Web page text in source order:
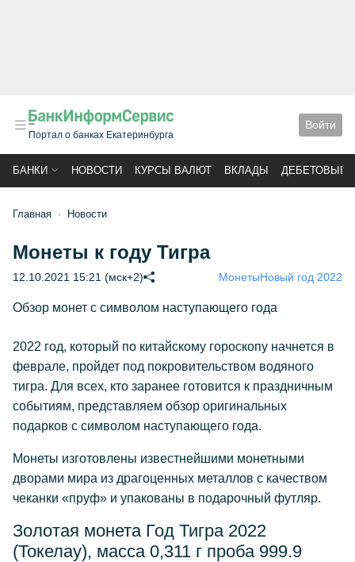
Портал о банках Екатеринбурга
Войти
БАНКИ НОВОСТИ КУРСЫ ВАЛЮТ ВКЛАДЫ ДЕБЕТОВЫЕ
Главная Новости
Монеты к году Тигра
12.10.2021 15:21 (мск+2) МонетыНовый год 2022
Обзор монет с символом наступающего года
2022 год, который по китайскому гороскопу начнется в
феврале, пройдет под покровительством водяного
тигра. Для всех, кто заранее готовится к праздничным
событиям, представляем обзор оригинальных
подарков с символом наступающего года.
Монеты изготовлены известнейшими монетными
дворами мира из драгоценных металлов с качеством
чеканки «пруф» и упакованы в подарочный футляр.
Золотая монета Год Тигра 2022
(Токелау), масса 0,311 г проба 999.9